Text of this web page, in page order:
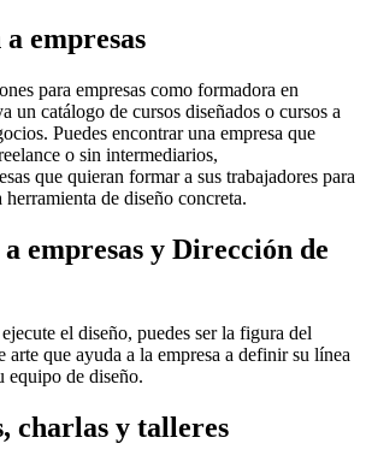
empresas
para empresas como formadora en
un catálogo de cursos diseñados o cursos a
Puedes encontrar una empresa que
o sin intermediarios,
que quieran formar a sus trabajadores para
de diseño concreta.
empresas y Dirección de
el diseño, puedes ser la figura del
arte que ayuda a la empresa a definir su línea
equipo de diseño.
charlas y talleres